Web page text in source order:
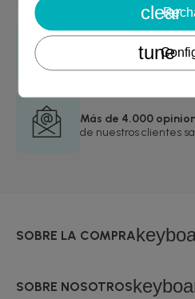
Envío rápido
Más de 4.000
de nuestros clientes
SOBRE LA COMPRA
SOBRE NOSOTROS
clear
tune